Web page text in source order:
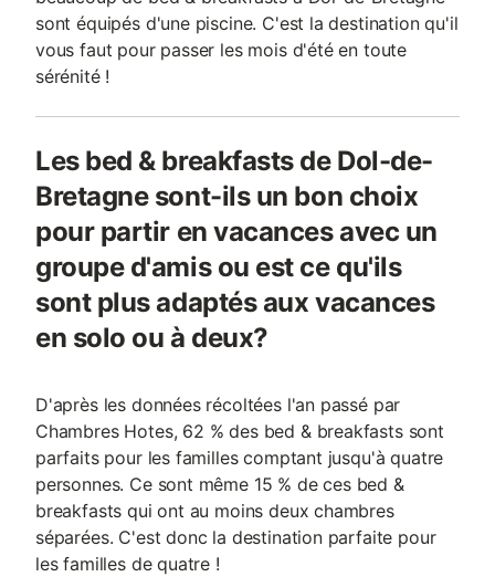
sont équipés d'une piscine. C'est la destination qu'il
vous faut pour passer les mois d'été en toute
sérénité !
Les bed & breakfasts de Dol-de-
Bretagne sont-ils un bon choix
pour partir en vacances avec un
groupe d'amis ou est ce qu'ils
sont plus adaptés aux vacances
en solo ou à deux?
D'après les données récoltées l'an passé par
Chambres Hotes, 62 % des bed & breakfasts sont
parfaits pour les familles comptant jusqu'à quatre
personnes. Ce sont même 15 % de ces bed &
breakfasts qui ont au moins deux chambres
séparées. C'est donc la destination parfaite pour
les familles de quatre !